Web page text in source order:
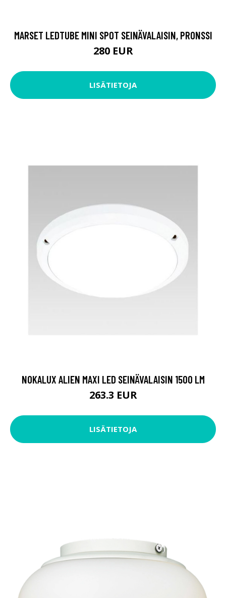
MARSET LEDTUBE MINI SPOT SEINÄVALAISIN, PRONSSI
280 EUR
LISÄTIETOJA
NOKALUX ALIEN MAXI LED SEINÄVALAISIN 1500 LM
263.3 EUR
LISÄTIETOJA